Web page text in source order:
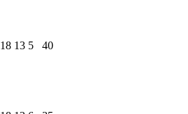
18 13 5 40